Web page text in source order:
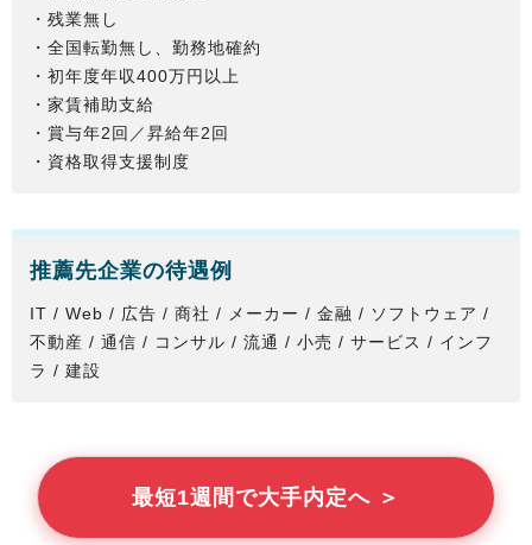
・残業無し
・全国転勤無し、勤務地確約
・初年度年収400万円以上
・家賃補助支給
・賞与年2回／昇給年2回
・資格取得支援制度
推薦先企業の待遇例
IT / Web / 広告 / 商社 / メーカー / 金融 / ソフトウェア /
不動産 / 通信 / コンサル / 流通 / 小売 / サービス / インフ
ラ / 建設
最短1週間で大手内定へ ＞